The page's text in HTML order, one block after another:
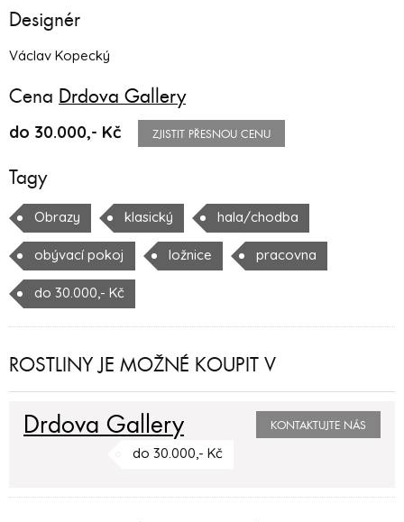
Designér
Václav Kopecký
Cena Drdova Gallery
do 30.000,- Kč ZJISTIT PŘESNOU CENU
Tagy
Obrazy klasický hala/chodba
obývací pokoj ložnice pracovna
do 30.000,- Kč
ROSTLINY JE MOŽNÉ KOUPIT V
Drdova Gallery KONTAKTUJTE NÁS
do 30.000,- Kč